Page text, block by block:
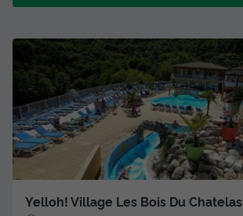
Yelloh! Village Les Bois Du Chatelas